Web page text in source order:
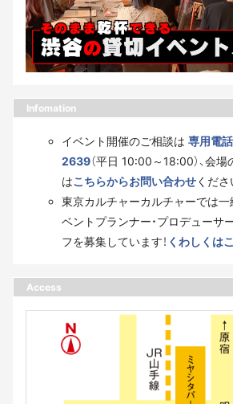
Infomation
イベント開催のご相談は 専用電
2639（平日 10:00～18:00）、会
はこちらからお問い合わせくださ
東京カルチャーカルチャーでは
ベントプランナー・プロデューサ
フを募集しています！ くわしくは
Access